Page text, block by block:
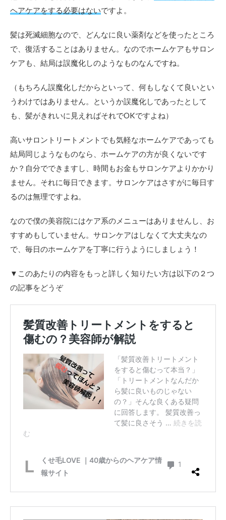
ヘアケアをする必要はないですよ。
髪は死滅細胞なので、どんなに良い薬剤などを使ったところ
で、復活することはありません。なのでホームケアもサロン
ケアも、結局は誤魔化しのようなものなんですね。
（もちろん誤魔化しだからといって、何もしなくて良いとい
うわけではありません。というか誤魔化しであったとして
も、髪がきれいに見えればそれでOKですよね）
高いサロントリートメントでも気軽なホームケアであっても
結局同じようなものなら、ホームケアの方が良くないです
か？自分でできますし、時間もお金もサロンケアよりかかり
ません。それに毎日できます。サロンケアはさすがに毎日す
るのは無理ですよね。
なので僕の美容院にはケア系のメニューはありませんし、お
すすめもしていません。サロンケアはしなくて大丈夫なの
で、毎日のホームケアを丁寧に行うようにしましょう！
▼このあたりの内容をもっと詳しく知りたい方は以下の２つ
の記事をどうぞ